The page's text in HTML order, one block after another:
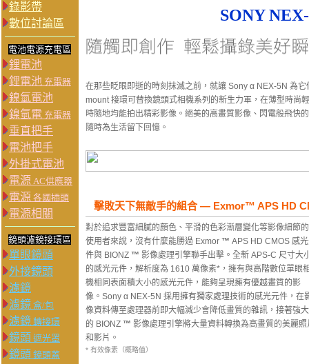
錄影帶
數位討論區
電池電源充電區
鋰電池
鋰電池 充電器
鎳氫電池
鎳氫電 充電器
垂直把手
電池把手
外掛式電池
電源 AC供應器
電源 各國插頭
電源相關
鏡頭濾鏡接環區
單眼鏡頭
外接鏡頭
濾鏡
濾鏡 盒/包
濾鏡 轉接環
鏡頭 遮光罩
鏡頭 鏡頭蓋
SONY
在那些眨眼即逝的時刻抹滅之前，就讓 Sony α NEX-5N 為
mount 接環可替換鏡頭式相機系列的新生力軍，在薄型時尚
時隨地均能拍出精彩影像。絕美的高畫質影像、閃電般飛快
隨時為生活留下回憶。
擊敗天下無敵手的組合 — Exmor™ APS HD
對於追求豐富細膩的顏色、平滑的色彩漸層變化等影像細節的
使用者來說，沒有什麼能勝過 Exmor ™ APS HD CMOS 感
件與 BIONZ ™ 影像處理引擎聯手出擊。全新 APS-C 尺寸大
的感光元件，解析度為 1610 萬像素*，擁有與高階數位單眼
機相同表面積大小的感光元件，能夠呈現擁有優越畫質的影
像。Sony α NEX-5N 採用擁有獨家處理技術的感光元件，在
像資料傳至處理器前即大幅減少會降低畫質的雜訊，接著強大
的 BIONZ ™ 影像處理引擎將大量資料轉換為高畫質的美麗照
和影片。
* 有效像素（概略值）